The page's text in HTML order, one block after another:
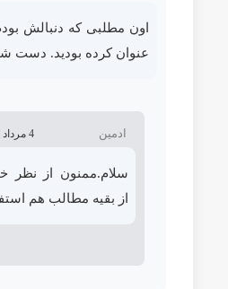
اون مطلبی که دنبالش
عنوان کرده بودید. دست
ادمین 4 مرداد 1402 ساعت 09:15
سلام.ممنون از نظر
از بقیه مطالب هم